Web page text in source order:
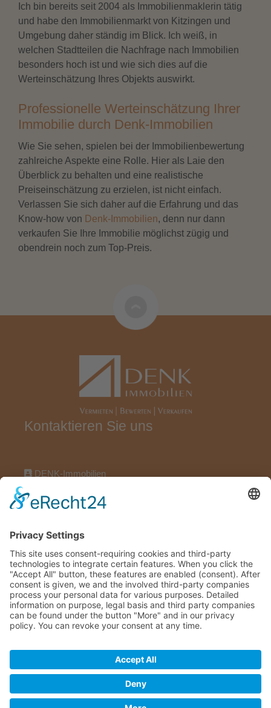
Ich bin bereits seit 2004 als Immobilienmaklerin tätig
und habe den Immobilienmarkt von Kitzingen und
Umgebung daher ständig im Blick. Ich weiß, in
welchen Stadtteilen die Nachfrage nach Immobilien
besonders hoch ist und wie sich dies auf die
Werteinschätzung Ihres Objekts auswirkt.
Professionelle Werteinschätzung Ihrer
Immobilie durch Denk-Immobilien
Wie Sie sehen, spielen bei der Immobilienbewertung
zahlreiche Aspekte eine Rolle. Hier als Laie den
Überblick zu behalten und eine realistische
Preiseinschätzung zu erzielen, ist nicht einfach.
Verlassen Sie sich daher auf die Erfahrung und das
Know-how von Denk-Immobilien, denn nur dann
verkaufen Sie Ihre Immobilie möglichst zügig und
obendrein noch zum Top-Preis.
Kontaktieren Sie uns
DENK-Immobilien
09321922696
Maklervertrag widerrufen
DENK-Immobilien © 2026